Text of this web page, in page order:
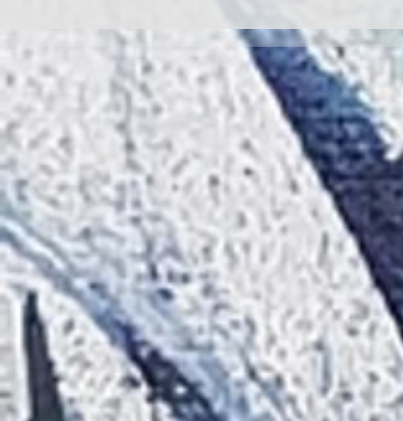
'Raigambre', de Agustín García y
Aurelio González Ovies
RELATO Y
GONZÁLEZ